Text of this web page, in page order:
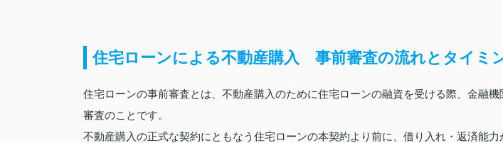
住宅ローンによる不動産購入 事前審査の流れとタイミ
住宅ローンの事前審査とは、不動産購入のために住宅ローンの融資を受ける際、金融
審査のことです。
不動産購入の正式な契約にともなう住宅ローンの本契約より前に、借り入れ・返済能